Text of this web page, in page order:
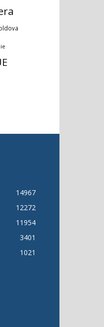
14967
12272
11954
3401
1021